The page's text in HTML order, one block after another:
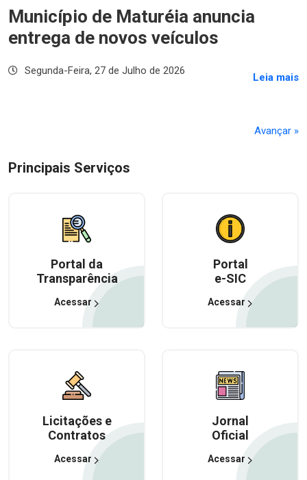
Município de Maturéia anuncia
entrega de novos veículos
Segunda-Feira, 27 de Julho de 2026
Leia mais
Avançar »
Principais Serviços
Portal da
Transparência
Acessar
Portal
e-SIC
Acessar
Licitações e
Contratos
Acessar
Jornal
Oficial
Acessar